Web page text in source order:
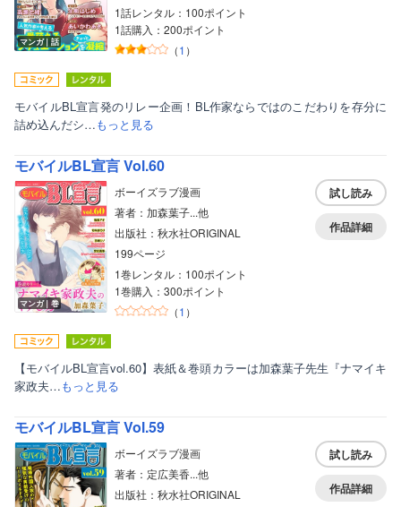
マンガ｜話
1話レンタル：100ポイント
1話購入：200ポイント
（1 ）
モバイルBL宣言発のリレー企画！BL作家ならではのこだわりを存分に
詰め込んだシ…もっと見る
モバイルBL宣言 Vol.60
マンガ｜巻
ボーイズラブ漫画
著者：加森葉子...他
出版社：秋水社ORIGINAL
199ページ
1巻レンタル：100ポイント
1巻購入：300ポイント
（1 ）
試し読み
作品詳細
【モバイルBL宣言vol.60】表紙＆巻頭カラーは加森葉子先生『ナマイキ
家政夫…もっと見る
モバイルBL宣言 Vol.59
ボーイズラブ漫画
著者：定広美香...他
出版社：秋水社ORIGINAL
試し読み
作品詳細